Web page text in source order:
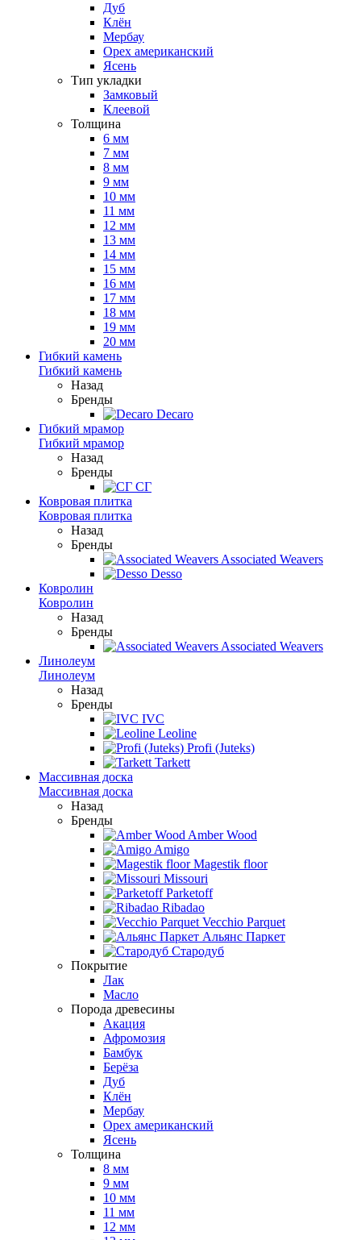
Дуб
Клён
Мербау
Орех американский
Ясень
Тип укладки
Замковый
Клеевой
Толщина
6 мм
7 мм
8 мм
9 мм
10 мм
11 мм
12 мм
13 мм
14 мм
15 мм
16 мм
17 мм
18 мм
19 мм
20 мм
Гибкий камень
Гибкий камень
Назад
Бренды
Decaro
Гибкий мрамор
Гибкий мрамор
Назад
Бренды
СГ
Ковровая плитка
Ковровая плитка
Назад
Бренды
Associated Weavers
Desso
Ковролин
Ковролин
Назад
Бренды
Associated Weavers
Линолеум
Линолеум
Назад
Бренды
IVC
Leoline
Profi (Juteks)
Tarkett
Массивная доска
Массивная доска
Назад
Бренды
Amber Wood
Amigo
Magestik floor
Missouri
Parketoff
Ribadao
Vecchio Parquet
Альянс Паркет
Стародуб
Покрытие
Лак
Масло
Порода древесины
Акация
Афромозия
Бамбук
Берёза
Дуб
Клён
Мербау
Орех американский
Ясень
Толщина
8 мм
9 мм
10 мм
11 мм
12 мм